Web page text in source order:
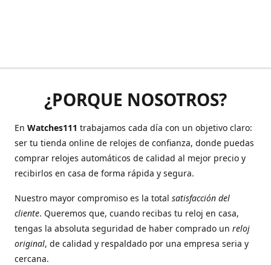
¿PORQUE NOSOTROS?
En Watches111 trabajamos cada día con un objetivo claro:
ser tu tienda online de relojes de confianza, donde puedas
comprar relojes automáticos de calidad al mejor precio y
recibirlos en casa de forma rápida y segura.
Nuestro mayor compromiso es la total satisfacción del
cliente. Queremos que, cuando recibas tu reloj en casa,
tengas la absoluta seguridad de haber comprado un reloj
original, de calidad y respaldado por una empresa seria y
cercana.